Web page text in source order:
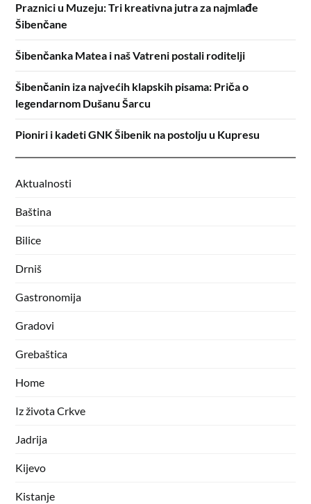
Praznici u Muzeju: Tri kreativna jutra za najmlađe
Šibenčane
Šibenčanka Matea i naš Vatreni postali roditelji
Šibenčanin iza najvećih klapskih pisama: Priča o
legendarnom Dušanu Šarcu
Pioniri i kadeti GNK Šibenik na postolju u Kupresu
Aktualnosti
Baština
Bilice
Drniš
Gastronomija
Gradovi
Grebaštica
Home
Iz života Crkve
Jadrija
Kijevo
Kistanje